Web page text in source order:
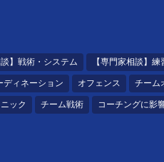
談】戦術・システム 【専門家相談】
ディネーション オフェンス チーム
ック チーム戦術 コーチングに影